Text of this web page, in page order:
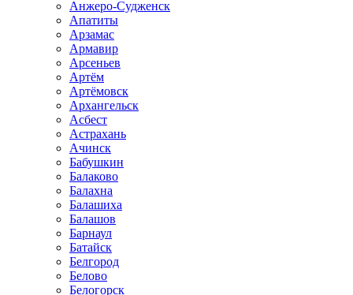
Анжеро-Судженск
Апатиты
Арзамас
Армавир
Арсеньев
Артём
Артёмовск
Архангельск
Асбест
Астрахань
Ачинск
Бабушкин
Балаково
Балахна
Балашиха
Балашов
Барнаул
Батайск
Белгород
Белово
Белогорск